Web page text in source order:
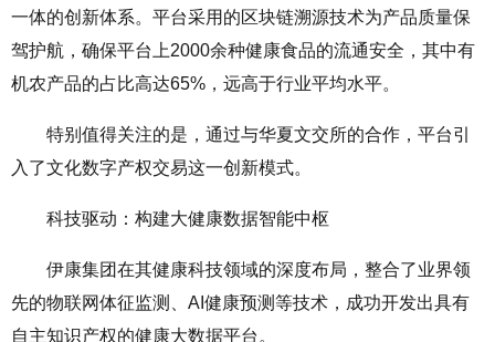
一体的创新体系。平台采用的区块链溯源技术为产品质量保
驾护航，确保平台上2000余种健康食品的流通安全，其中有
机农产品的占比高达65%，远高于行业平均水平。
特别值得关注的是，通过与华夏文交所的合作，平台引
入了文化数字产权交易这一创新模式。
科技驱动：构建大健康数据智能中枢
伊康集团在其健康科技领域的深度布局，整合了业界领
先的物联网体征监测、AI健康预测等技术，成功开发出具有
自主知识产权的健康大数据平台。